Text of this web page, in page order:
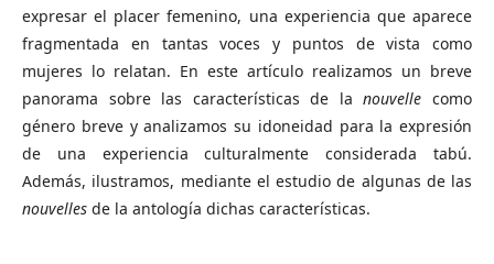
expresar el placer femenino, una experiencia que aparece
fragmentada en tantas voces y puntos de vista como
mujeres lo relatan. En este artículo realizamos un breve
panorama sobre las características de lanouvellecomo
género breve y analizamos su idoneidad para la expresión
de una experiencia culturalmente considerada tabú.
Además, ilustramos, mediante el estudio de algunas de las
nouvelles de la antología dichas características.